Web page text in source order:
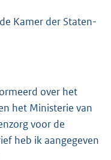
6
Kamer der Staten-
over het
het Ministerie van
voor de
heb ik aangegeven